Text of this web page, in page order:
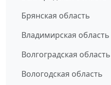
Брянская область
Владимирская область
Волгоградская область
Вологодская область